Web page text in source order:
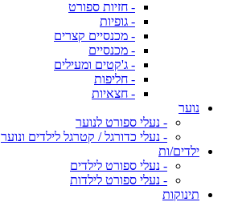
- חזיות ספורט
- גופיות
- מכנסיים קצרים
- מכנסיים
- ג'קטים ומעילים
- חליפות
- חצאיות
נוער
- נעלי ספורט לנוער
- נעלי כדורגל / קטרגל לילדים ונוער
ילדים/ות
- נעלי ספורט לילדים
- נעלי ספורט לילדות
תינוקות